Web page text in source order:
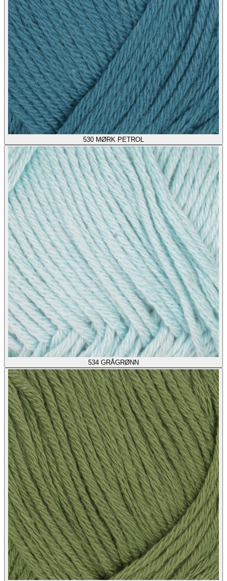
530 MØRK PETROL
534 GRÅGRØNN